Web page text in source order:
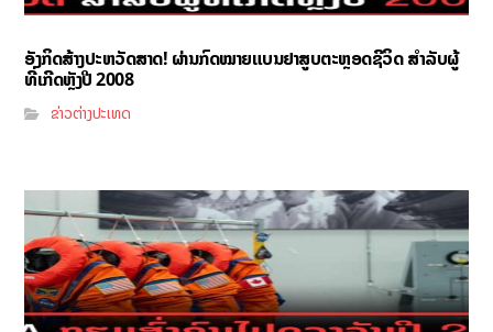
ອັງກິດສ້າງປະຫວັດສາດ! ຜ່ານກົດໝາຍແບນຢາສູບຕະຫຼອດຊີວິດ ສຳລັບຜູ້
ທີ່ເກີດຫຼັງປີ 2008
ຂ່າວຕ່າງປະເທດ